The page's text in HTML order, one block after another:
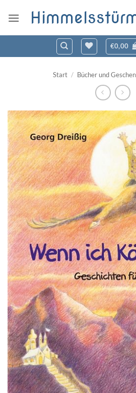
Inhalt
€0,00
Start / Bücher und